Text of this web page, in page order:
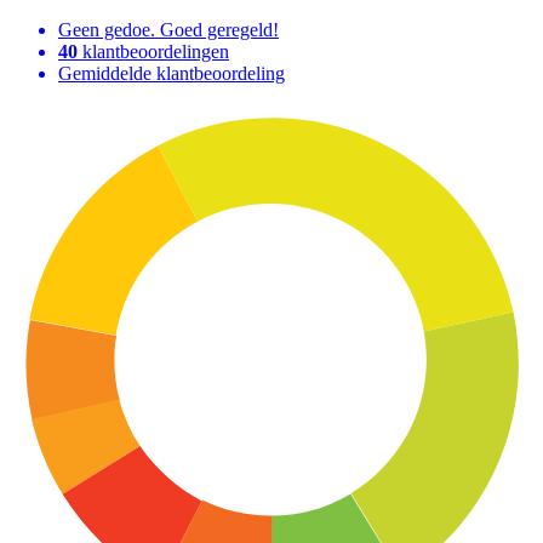
Geen gedoe. Goed geregeld!
40 klantbeoordelingen
Gemiddelde klantbeoordeling